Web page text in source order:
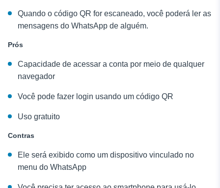
Quando o código QR for escaneado, você poderá ler as
mensagens do WhatsApp de alguém.
Prós
Capacidade de acessar a conta por meio de qualquer
navegador
Você pode fazer login usando um código QR
Uso gratuito
Contras
Ele será exibido como um dispositivo vinculado no
menu do WhatsApp